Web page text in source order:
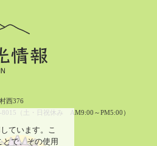
ています。こ
で、その使用
西376
（土・日祝休み AM9:00～PM5:00）